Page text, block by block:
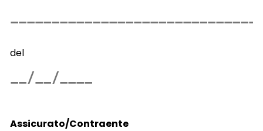
del
Assicurato/Contraente